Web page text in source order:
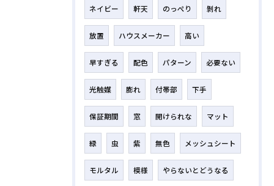
ネイビー 軒天 のっぺり 剝れ
放置 ハウスメーカー 高い
早すぎる 配色 パターン 必要ない
光触媒 膨れ 付帯部 下手
保証期間 窓 開けられな マット
緑 虫 紫 無色 メッシュシート
モルタル 模様 やらないとどうなる